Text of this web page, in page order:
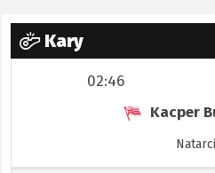
Kary
02:46
Kacper